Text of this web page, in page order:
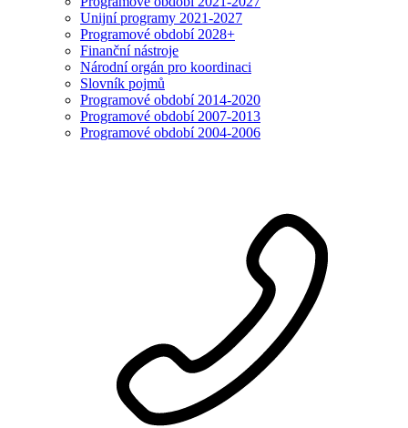
Unijní programy 2021-2027
Programové období 2028+
Finanční nástroje
Národní orgán pro koordinaci
Slovník pojmů
Programové období 2014-2020
Programové období 2007-2013
Programové období 2004-2006